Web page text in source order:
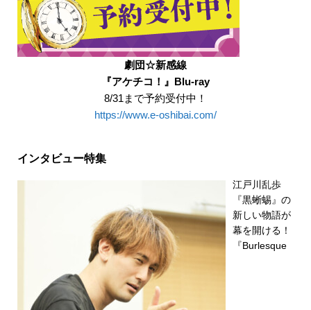
劇団☆新感線
『アケチコ！』Blu-ray
8/31まで予約受付中！
https://www.e-oshibai.com/
インタビュー特集
江戸川乱歩
『黒蜥蜴』の
新しい物語が
幕を開ける！
『Burlesque